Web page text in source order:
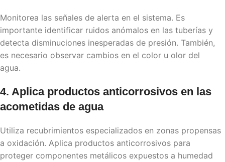
Monitorea las señales de alerta en el sistema. Es
importante identificar ruidos anómalos en las tuberías y
detecta disminuciones inesperadas de presión. También,
es necesario observar cambios en el color u olor del
agua.
4. Aplica productos anticorrosivos en las
acometidas de agua
Utiliza recubrimientos especializados en zonas propensas
a oxidación. Aplica productos anticorrosivos para
proteger componentes metálicos expuestos a humedad